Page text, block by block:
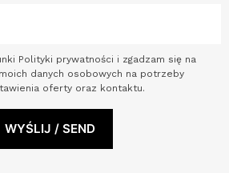
Polityki prywatności i zgadzam się na
danych osobowych na potrzeby
oferty oraz kontaktu.